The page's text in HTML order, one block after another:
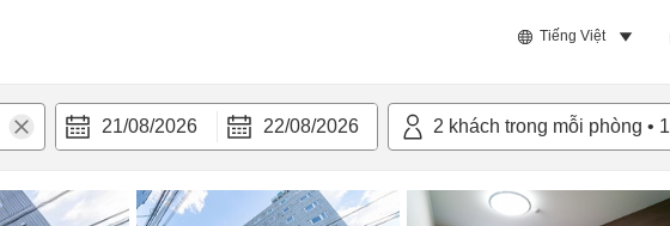
Tiếng Việt
21/08/2026 22/08/2026 2 khách trong mỗi phòng • 1
bật Tiện nghi